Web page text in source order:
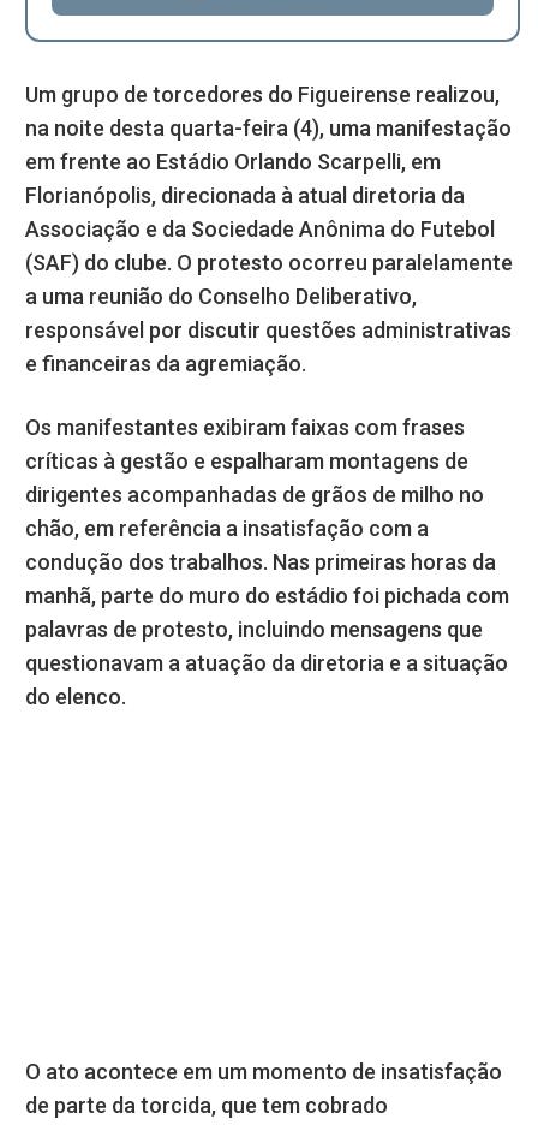
Um grupo de torcedores do Figueirense realizou,
na noite desta quarta-feira (4), uma manifestação
em frente ao Estádio Orlando Scarpelli, em
Florianópolis, direcionada à atual diretoria da
Associação e da Sociedade Anônima do Futebol
(SAF) do clube. O protesto ocorreu paralelamente
a uma reunião do Conselho Deliberativo,
responsável por discutir questões administrativas
e financeiras da agremiação.
Os manifestantes exibiram faixas com frases
críticas à gestão e espalharam montagens de
dirigentes acompanhadas de grãos de milho no
chão, em referência a insatisfação com a
condução dos trabalhos. Nas primeiras horas da
manhã, parte do muro do estádio foi pichada com
palavras de protesto, incluindo mensagens que
questionavam a atuação da diretoria e a situação
do elenco.
O ato acontece em um momento de insatisfação
de parte da torcida, que tem cobrado